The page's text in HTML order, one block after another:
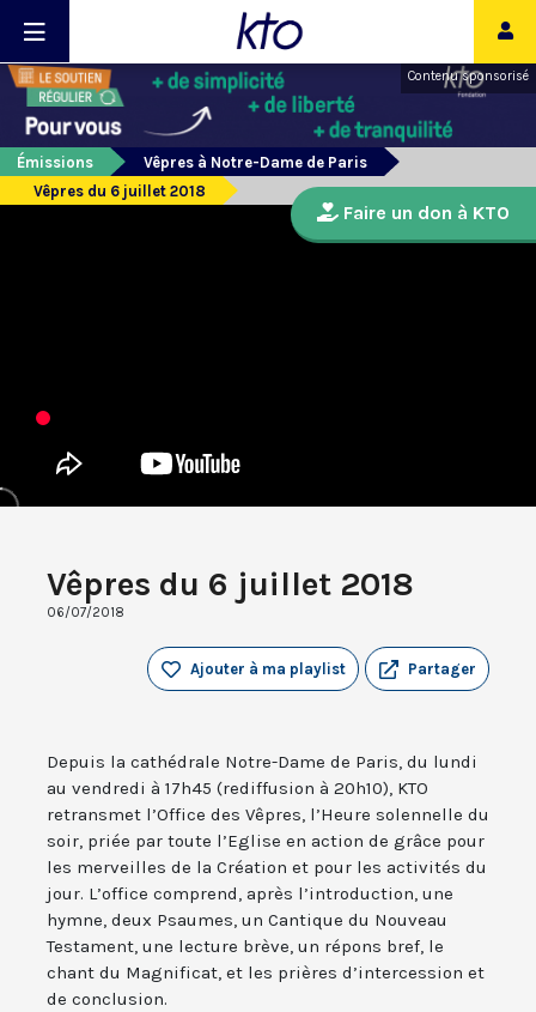
Contenu sponsorisé
Émissions
Vêpres à Notre-Dame de Paris
Vêpres du 6 juillet 2018
Vêpres du 6 juillet 2018
06/07/2018
Partager
Ajouter à ma playlist
Depuis la cathédrale Notre-Dame de Paris, du lundi
au vendredi à 17h45 (rediffusion à 20h10), KTO
retransmet l’Office des Vêpres, l’Heure solennelle du
soir, priée par toute l’Eglise en action de grâce pour
les merveilles de la Création et pour les activités du
jour. L’office comprend, après l’introduction, une
hymne, deux Psaumes, un Cantique du Nouveau
Testament, une lecture brève, un répons bref, le
chant du Magnificat, et les prières d’intercession et
de conclusion.
Faire un don à KTO